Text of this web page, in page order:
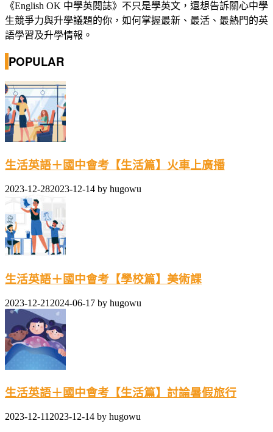
《English OK 中學英閱誌》不只是學英文，還想告訴關心中學
生競爭力與升學議題的你，如何掌握最新、最活、最熱門的英
語學習及升學情報。
POPULAR
生活英語＋國中會考【生活篇】火車上廣播
2023-12-282023-12-14 by hugowu
生活英語＋國中會考【學校篇】美術課
2023-12-21 2024-06-17 by hugowu
生活英語＋國中會考【生活篇】討論暑假旅行
2023-12-11 2023-12-14 by hugowu